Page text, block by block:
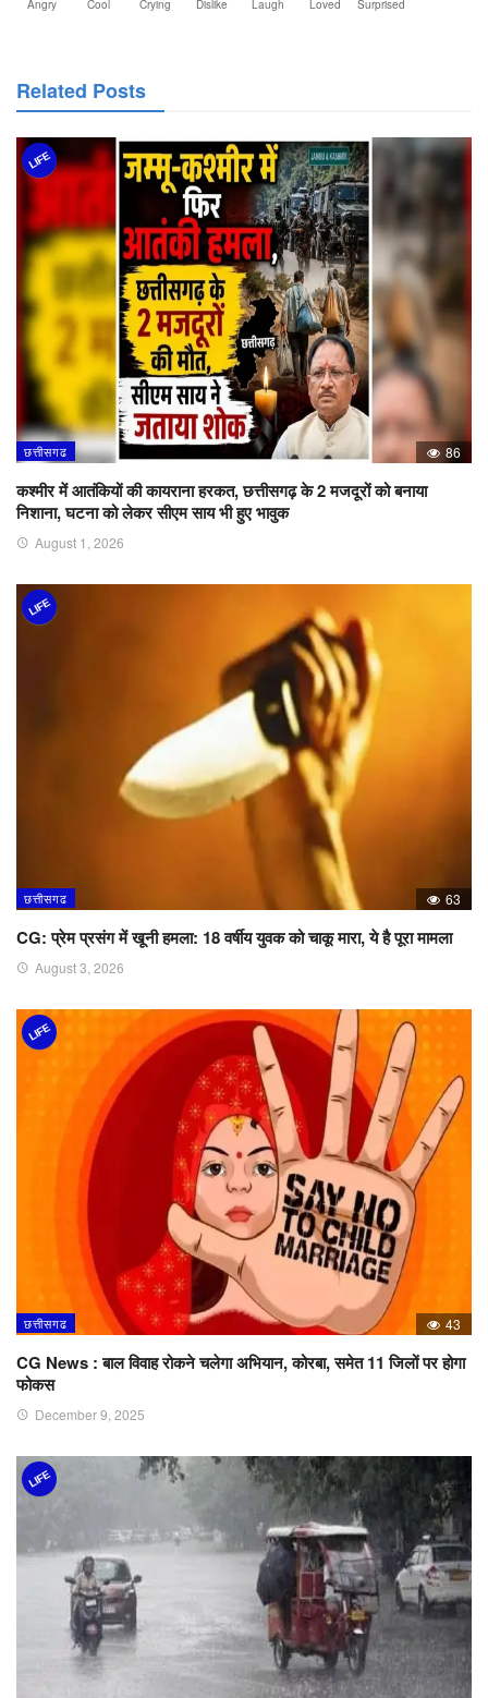
Angry Cool Crying Dislike Laugh Loved Surprised
Related Posts
LIFE
छत्तीसगढ 86
कश्मीर में आतंकियों की कायराना हरकत, छत्तीसगढ़ के 2 मजदूरों को बनाया
निशाना, घटना को लेकर सीएम साय भी हुए भावुक
August 1, 2026
LIFE
छत्तीसगढ 63
CG: प्रेम प्रसंग में खूनी हमला: 18 वर्षीय युवक को चाकू मारा, ये है पूरा मामला
August 3, 2026
LIFE
छत्तीसगढ 43
CG News : बाल विवाह रोकने चलेगा अभियान, कोरबा, समेत 11 जिलों पर होगा
फोकस
December 9, 2025
LIFE